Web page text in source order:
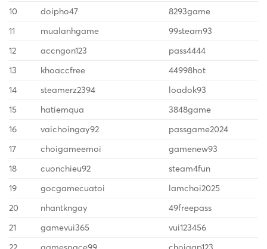
10
doipho47
8293game
11
mualanhgame
99steam93
12
accngon123
pass4444
13
khoaccfree
44998hot
14
steamerz2394
loadok93
15
hatiemqua
3848game
16
vaichoingay92
passgame2024
17
choigameemoi
gamenew93
18
cuonchieu92
steam4fun
19
gocgamecuatoi
lamchoi2025
20
nhantkngay
49freepass
21
gamevui365
vui123456